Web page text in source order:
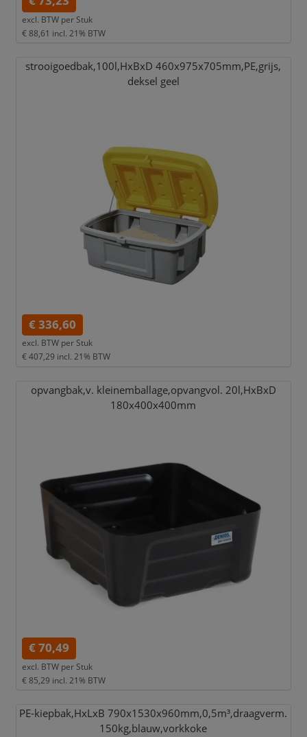
excl. BTW per Stuk
€ 88,61 incl. 21% BTW
strooigoedbak,100l,HxBxD 460x975x705mm,PE,grijs,
deksel geel
€ 336,60
excl. BTW per Stuk
€ 407,29 incl. 21% BTW
opvangbak,v. kleinemballage,opvangvol. 20l,HxBxD
180x400x400mm
€ 70,49
excl. BTW per Stuk
€ 85,29 incl. 21% BTW
PE-kiepbak,HxLxB 790x1530x960mm,0,5m³,draagverm.
150kg,blauw,vorkkoke